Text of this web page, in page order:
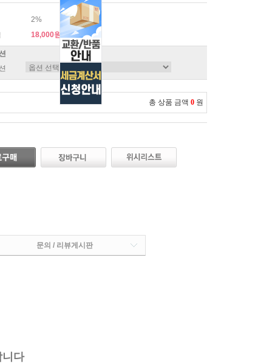
2%
18,000원
총 상품 금액 0 원
문의 / 리뷰게시판
다